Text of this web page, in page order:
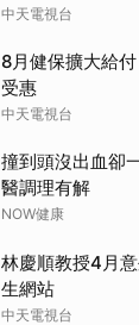
中天電視台
8月健保擴大給
受惠
中天電視台
撞到頭沒出血卻
醫調理有解
NOW健康
林慶順教授4月
生網站
中天電視台